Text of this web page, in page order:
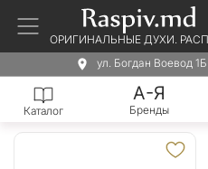
ОРИГИНАЛЬНЫЕ ДУХИ.
ул. Богдан Воевод
Каталог
А-Я
Бренды